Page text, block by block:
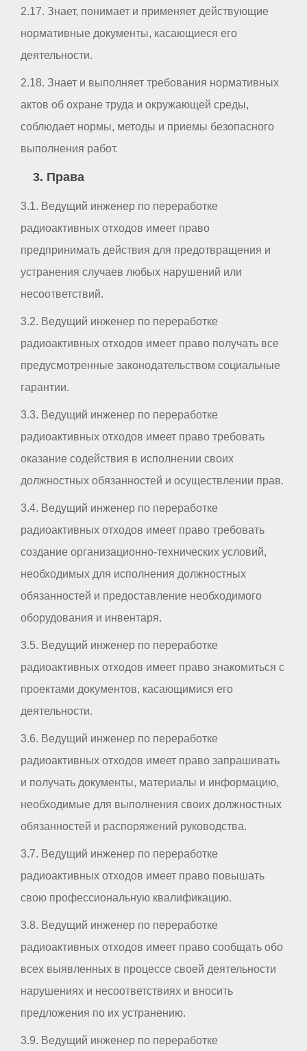
2.17. Знает, понимает и применяет действующие
нормативные документы, касающиеся его
деятельности.
2.18. Знает и выполняет требования нормативных
актов об охране труда и окружающей среды,
соблюдает нормы, методы и приемы безопасного
выполнения работ.
3. Права
3.1. Ведущий инженер по переработке
радиоактивных отходов имеет право
предпринимать действия для предотвращения и
устранения случаев любых нарушений или
несоответствий.
3.2. Ведущий инженер по переработке
радиоактивных отходов имеет право получать все
предусмотренные законодательством социальные
гарантии.
3.3. Ведущий инженер по переработке
радиоактивных отходов имеет право требовать
оказание содействия в исполнении своих
должностных обязанностей и осуществлении прав.
3.4. Ведущий инженер по переработке
радиоактивных отходов имеет право требовать
создание организационно-технических условий,
необходимых для исполнения должностных
обязанностей и предоставление необходимого
оборудования и инвентаря.
3.5. Ведущий инженер по переработке
радиоактивных отходов имеет право знакомиться с
проектами документов, касающимися его
деятельности.
3.6. Ведущий инженер по переработке
радиоактивных отходов имеет право запрашивать
и получать документы, материалы и информацию,
необходимые для выполнения своих должностных
обязанностей и распоряжений руководства.
3.7. Ведущий инженер по переработке
радиоактивных отходов имеет право повышать
свою профессиональную квалификацию.
3.8. Ведущий инженер по переработке
радиоактивных отходов имеет право сообщать обо
всех выявленных в процессе своей деятельности
нарушениях и несоответствиях и вносить
предложения по их устранению.
3.9. Ведущий инженер по переработке